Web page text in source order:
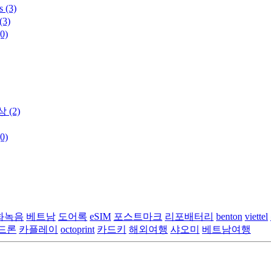
(3)
(3)
(2)
녹음 베트남 도어록 eSIM 포스트마크 리포배터리 benton viettel
론 카플레이 octoprint 카드키 해외여행 샤오미 베트남여행